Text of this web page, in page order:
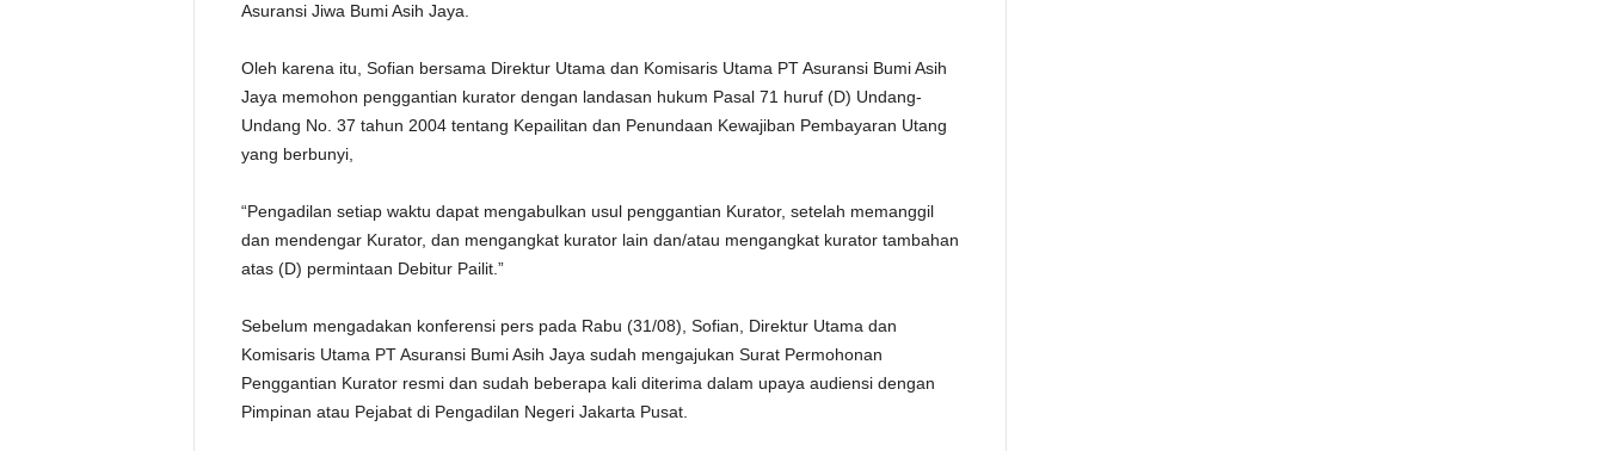
Asuransi Jiwa Bumi Asih Jaya.
Oleh karena itu, Sofian bersama Direktur Utama dan Komisaris Utama PT Asuransi Bumi Asih
Jaya memohon penggantian kurator dengan landasan hukum Pasal 71 huruf (D) Undang-
Undang No. 37 tahun 2004 tentang Kepailitan dan Penundaan Kewajiban Pembayaran Utang
yang berbunyi,
“Pengadilan setiap waktu dapat mengabulkan usul penggantian Kurator, setelah memanggil
dan mendengar Kurator, dan mengangkat kurator lain dan/atau mengangkat kurator tambahan
atas (D) permintaan Debitur Pailit.”
Sebelum mengadakan konferensi pers pada Rabu (31/08), Sofian, Direktur Utama dan
Komisaris Utama PT Asuransi Bumi Asih Jaya sudah mengajukan Surat Permohonan
Penggantian Kurator resmi dan sudah beberapa kali diterima dalam upaya audiensi dengan
Pimpinan atau Pejabat di Pengadilan Negeri Jakarta Pusat.